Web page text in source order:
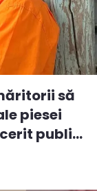
să
piesei
publi...